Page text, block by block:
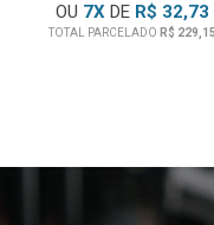
OU 7X DE R$ 32,73
TOTAL PARCELADO R$ 229,15